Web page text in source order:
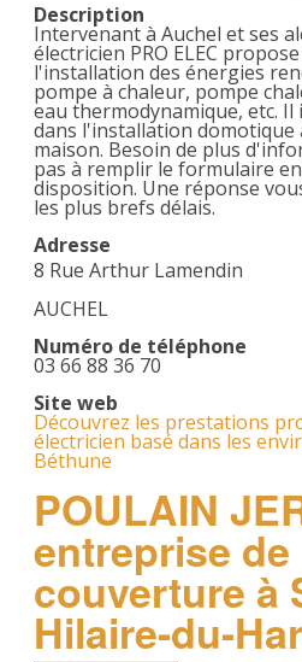
Description
Intervenant à Auchel et ses
électricien PRO ELEC
l'installation des énergies
pompe à chaleur, pompe
eau thermodynamique, etc.
dans l'installation domotique
maison. Besoin de plus
pas à remplir le formulaire
disposition. Une réponse
les plus brefs délais.
Adresse
8 Rue Arthur Lamendin
AUCHEL
Numéro de téléphone
03 66 88 36 70
Site web
Découvrez les prestations
électricien basé dans les
Béthune
POULAIN
entreprise de
couverture à
Hilaire-du-